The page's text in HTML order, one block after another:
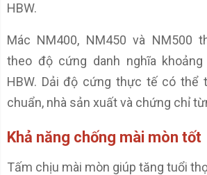
HBW.
Mác NM400, NM450 và NM500
theo độ cứng danh nghĩa
HBW. Dải độ cứng thực tế có thể
chuẩn, nhà sản xuất và chứng chỉ
Khả năng chống mài mòn tốt
Tấm chịu mài mòn giúp tăng tuổi